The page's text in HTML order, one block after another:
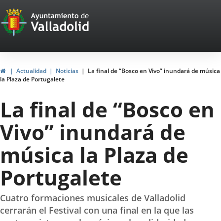
Portal
Web
del
Ayuntamiento
de
Valladolid
HomeActualidad Noticias
La final de “Bosco en Vivo” inundará de música
la Plaza de Portugalete
La final de “Bosco en
Vivo” inundará de
música la Plaza de
Portugalete
Cuatro formaciones musicales de Valladolid
cerrarán el Festival con una final en la que las